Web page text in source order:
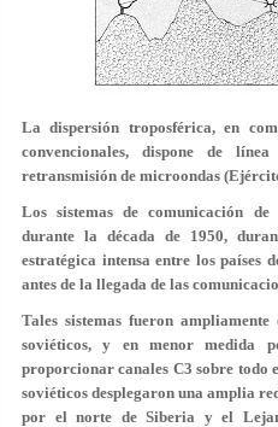
La dispersión troposférica, en
convencionales, dispone de
retransmisión de microondas
Los sistemas de comunicación
durante la década de 1950,
estratégica intensa entre los países
antes de la llegada de las
Tales sistemas fueron
soviéticos, y en menor medida
proporcionar canales C3 sobre todo
soviéticos desplegaron una amplia
por el norte de Siberia y el